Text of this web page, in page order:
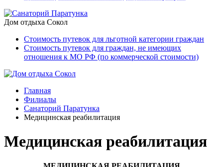
Дом отдыха Сокол
Стоимость путевок для льготной категории граждан
Стоимость путевок для граждан, не имеющих
отношения к МО РФ (по коммерческой стоимости)
Главная
Филиалы
Санаторий Паратунка
Медицинская реабилитация
Медицинская реабилитация